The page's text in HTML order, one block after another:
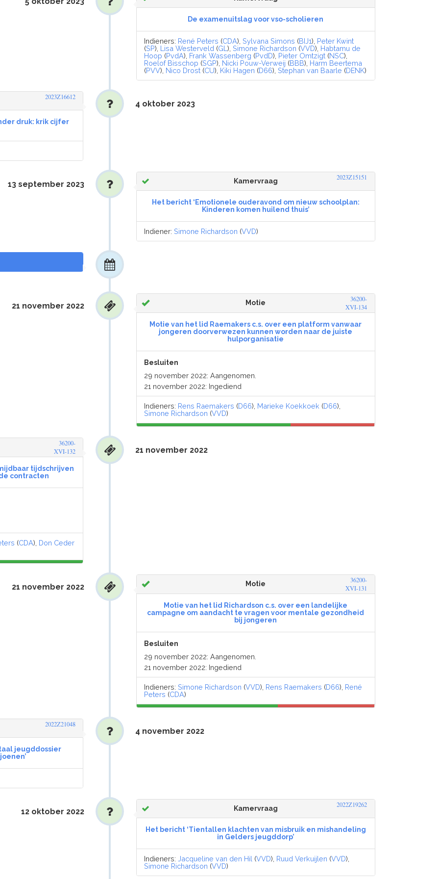
De examenuitslag voor vso-scholieren
Indieners: René Peters (CDA),Sylvana Simons (BIJ1), Peter Kwint
(SP), Lisa Westerveld (GL),Simone Richardson (VVD), Habtamu de
Hoop (PvdA), Frank Wassenberg (PvdD), Pieter Omtzigt (NSC),
Roelof Bisschop (SGP), Nicki Pouw-Verweij (BBB), Harm Beertema
(PVV), Nico Drost (CU), Kiki Hagen (D66),Stephan van Baarle (DENK)
2023Z16612
druk: krik cijfer
4 oktober 2023
Kamervraag 2023Z15151
Het bericht ‘Emotionele ouderavond om nieuw schoolplan:
Kinderen komen huilend thuis’
Indiener:Simone Richardson (VVD)
13 september 2023
Motie
36200-
XVI-134
Motie van het lid Raemakers c.s. over een platform vanwaar
jongeren doorverwezen kunnen worden naar de juiste
hulporganisatie
Besluiten
29 november 2022: Aangenomen.
21 november 2022: Ingediend
Indieners: Rens Raemakers (D66), Marieke Koekkoek (D66),
Simone Richardson (VVD)
21 november 2022
36200-
XVI-132
tijdschrijven
contracten
(CDA), Don Ceder
21 november 2022
Motie
36200-
XVI-131
Motie van het lid Richardson c.s. over een landelijke
campagne om aandacht te vragen voor mentale gezondheid
bij jongeren
Besluiten
29 november 2022: Aangenomen.
21 november 2022: Ingediend
Indieners:Simone Richardson (VVD), Rens Raemakers (D66), René
Peters (CDA)
21 november 2022
2022Z21048
jeugddossier
4 november 2022
Kamervraag 2022Z19262
Het bericht ‘Tientallen klachten van misbruik en mishandeling
in Gelders jeugddorp’
Indieners:Jacqueline van den Hil (VVD), Ruud Verkuijlen (VVD),
Simone Richardson (VVD)
12 oktober 2022